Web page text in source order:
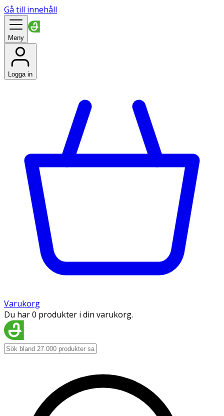
Gå till innehåll
Meny
Logga in
Varukorg
Du har 0 produkter i din varukorg.